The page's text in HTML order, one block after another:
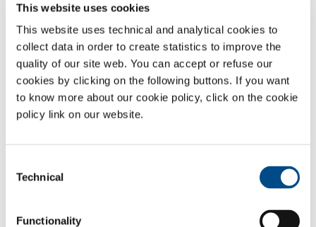
This website uses cookies
This website uses technical and analytical cookies to
collect data in order to create statistics to improve the
quality of our site web. You can accept or refuse our
cookies by clicking on the following buttons. If you want
to know more about our cookie policy, click on the cookie
policy link on our website.
Selection
Technical
Functionality
miscele di gas, per ogni necessità e per tutte le applicazioni.
AliSOL
AliSOL
Leggi il resto
LaserSOL
LaserSOL
Leggi il resto
Enermix
Premium
Leggi il resto
Enermix